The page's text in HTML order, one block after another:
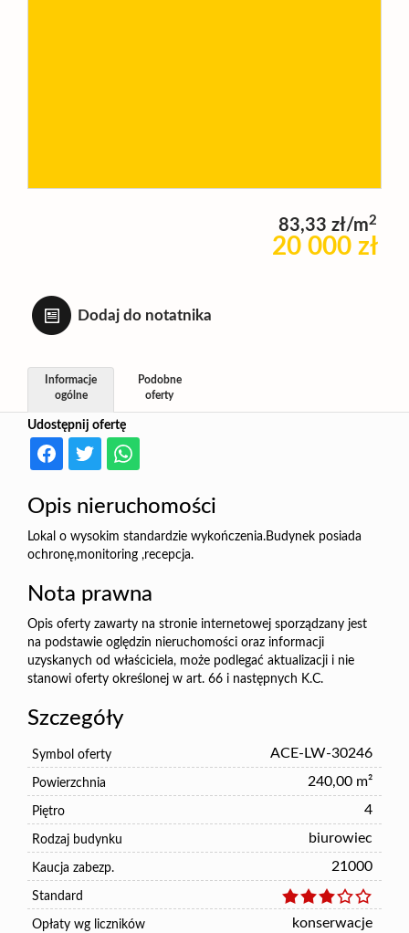
Kontakt
83,33 zł/m2
20 000 zł
Dodaj do notatnika
Udostępnij ofertę
Informacje
ogólne
Podobne
oferty
Opis nieruchomości
Lokal o wysokim standardzie wykończenia.Budynek posiada
ochronę,monitoring ,recepcja.
Nota prawna
Opis oferty zawarty na stronie internetowej sporządzany jest
na podstawie oględzin nieruchomości oraz informacji
uzyskanych od właściciela, może podlegać aktualizacji i nie
stanowi oferty określonej w art. 66 i następnych K.C.
Szczegóły
Symbol oferty ACE-LW-30246
Powierzchnia 240,00 m²
Piętro 4
Rodzaj budynku biurowiec
Kaucja zabezp. 21000
Standard
Opłaty wg liczników konserwacje